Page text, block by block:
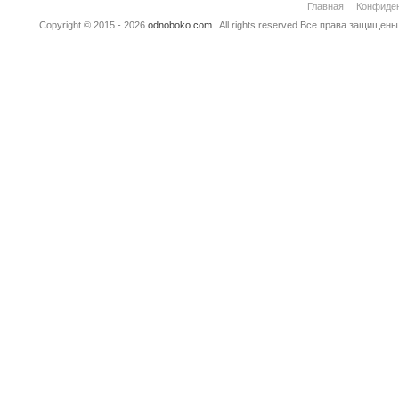
Главная
Copyright © 2015 - 2026 odnoboko.com. All rights reserved.Все права защищены.